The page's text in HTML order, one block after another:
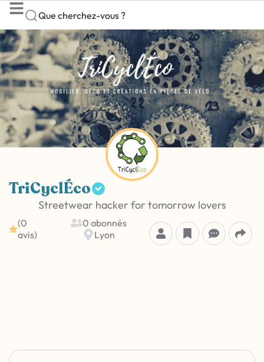
Que cherchez-vous ?
TriCyclÉco
Streetwear hacker for tomorrow lovers
(0
avis)
0 abonnés
Lyon